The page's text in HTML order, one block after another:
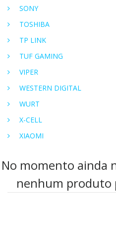
SONY
TOSHIBA
TP LINK
TUF GAMING
VIPER
WESTERN DIGITAL
WURT
X-CELL
XIAOMI
No momento ainda
nenhum produto